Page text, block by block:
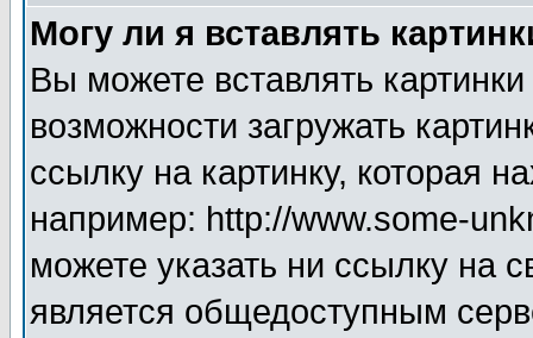
Могу ли я вставлять
Вы можете вставлять
возможности загружать
ссылку на картинку, которая
например: http://www.some-
можете указать ни ссылку на
является общедоступным